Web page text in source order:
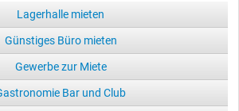
Lagerhalle mieten
Günstiges Büro mieten
Gewerbe zur Miete
Bar und Club